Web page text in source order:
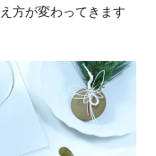
方が変わってきます